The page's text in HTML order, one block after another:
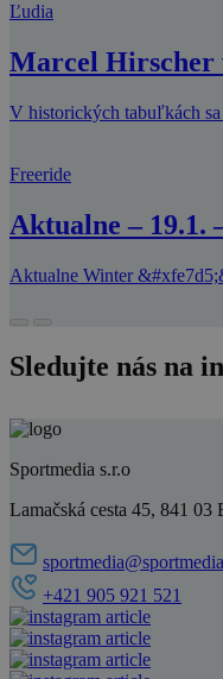
Ľudia
Marcel Hirscher
V historických tabuľkách
Freeride
Aktualne – 19.1.
Aktualne Winter
Sledujte nás na
Sportmedia s.r.o
Lamačská cesta 45, 841 03
+421 905 921 521